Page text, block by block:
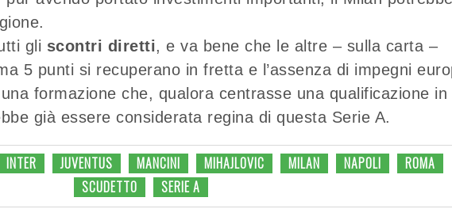
gli scontri diretti, e va bene che le altre – sulla carta –
5 punti si recuperano in fretta e l’assenza di impegni
formazione che, qualora centrasse una qualificazione in
già essere considerata regina di questa Serie A.
INTER JUVENTUS MANCINI MIHAJLOVIC MILAN NAPOLI
ROMA
SCUDETTO
SERIE A